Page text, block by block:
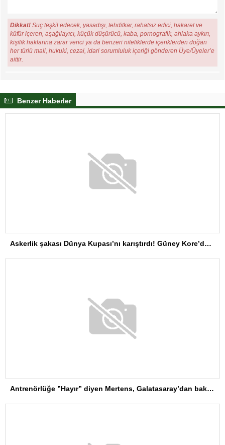
Dikkat! Suç teşkil edecek, yasadışı, tehditkar, rahatsız edici, hakaret ve
küfür içeren, aşağılayıcı, küçük düşürücü, kaba, pornografik, ahlaka aykırı,
kişilik haklarına zarar verici ya da benzeri niteliklerde içeriklerden doğan
her türlü mali, hukuki, cezai, idari sorumluluk içeriği gönderen Üye/Üyeler’e
aittir.
Benzer Haberler
Antrenörlüğe ”Hayır” diyen Mertens, Galatasaray’dan bakın ne istedi